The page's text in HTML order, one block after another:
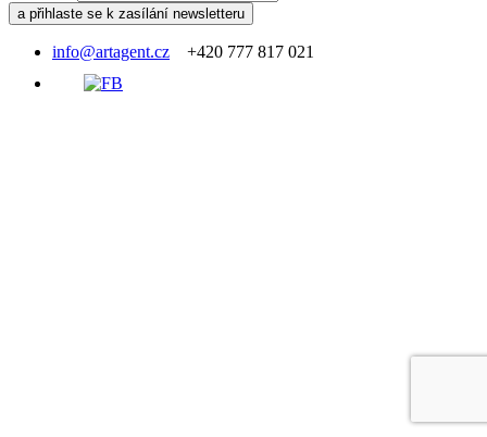
info@artagent.cz +420 777 817 021